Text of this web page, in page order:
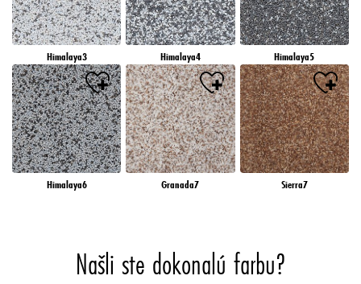
Himalaya3 Himalaya4 Himalaya5
Himalaya6 Granada7 Sierra7
Našli ste dokonalú farbu?